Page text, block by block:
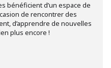
bénéficient d’un espace de
de rencontrer des
d’apprendre de nouvelles
plus encore !